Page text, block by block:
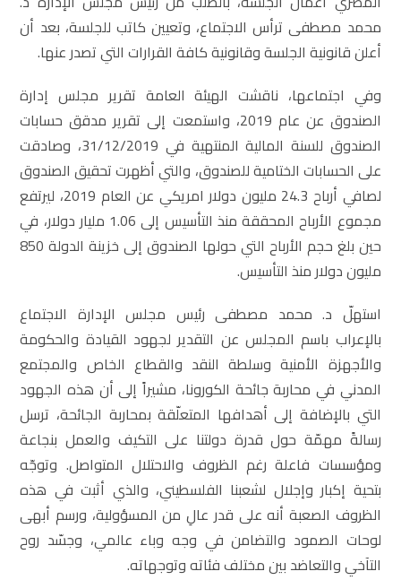
محمد مصطفى ترأس الاجتماع، وتعيين كاتب للجلسة، بعد أن
أعلن قانونية الجلسة وقانونية كافة القرارات التي تصدر عنها.
وفي اجتماعها، ناقشت الهيئة العامة تقرير مجلس إدارة
الصندوق عن عام 2019، واستمعت إلى تقرير مدقق حسابات
الصندوق للسنة المالية المنتهية في 31/12/2019، وصادقت
على الحسابات الختامية للصندوق، والتي أظهرت تحقيق الصندوق
لصافي أرباح 24.3 مليون دولار امريكي عن العام 2019، ليرتفع
مجموع الأرباح المحققة منذ التأسيس إلى 1.06 مليار دولار، في
حين بلغ حجم الأرباح التي حولها الصندوق إلى خزينة الدولة 850
مليون دولار منذ التأسيس.
استهلّ د. محمد مصطفى رئيس مجلس الإدارة الاجتماع
بالإعراب باسم المجلس عن التقدير لجهود القيادة والحكومة
والأجهزة الأمنية وسلطة النقد والقطاع الخاص والمجتمع
المدني في محاربة جائحة الكورونا، مشيراً إلى أن هذه الجهود
التي بالإضافة إلى أهدافها المتعلّقة بمحاربة الجائحة، ترسل
رسالةً مهمّة حول قدرة دولتنا على التكيف والعمل بنجاعة
ومؤسسات فاعلة رغم الظروف والاحتلال المتواصل. وتوجّه
بتحية إكبار وإجلال لشعبنا الفلسطيني، والذي أثبت في هذه
الظروف الصعبة أنه على قدر عالِ من المسؤولية، ورسم أبهى
لوحات الصمود والتضامن في وجه وباء عالمي، وجسّد روح
التآخي والتعاضد بين مختلف فئاته وتوجهاته.